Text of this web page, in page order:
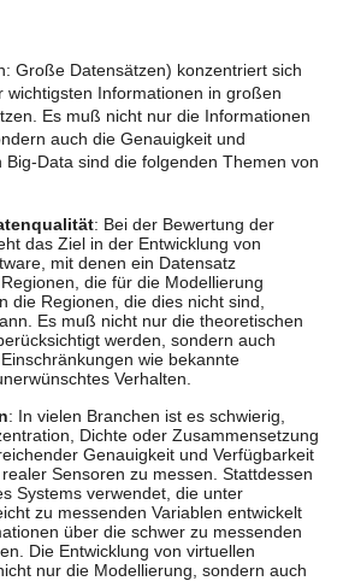
Große Datensätzen) konzentriert sich
wichtigsten Informationen in großen
Es muß nicht nur die Informationen
auch die Genauigkeit und
Big-Data sind die folgenden Themen von
: Bei der Bewertung der
das Ziel in der Entwicklung von
mit denen ein Datensatz
die für die Modellierung
die Regionen, die dies nicht sind,
Es muß nicht nur die theoretischen
werden, sondern auch
wie bekannte
Verhalten.
: In vielen Branchen ist es schwierig,
Dichte oder Zusammensetzung
Genauigkeit und Verfügbarkeit
Sensoren zu messen. Stattdessen
Systems verwendet, die unter
zu messenden Variablen entwickelt
über die schwer zu messenden
Die Entwicklung von virtuellen
nur die Modellierung, sondern auch